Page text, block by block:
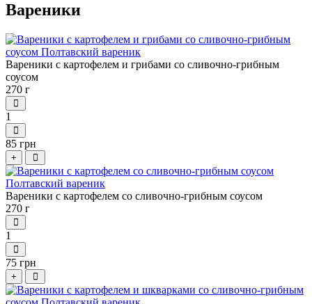
Вареники
Вареники с картофелем и грибами со сливочно-грибным
соусом
270 г
1
85 грн
+
Вареники с картофелем со сливочно-грибным соусом
270 г
1
75 грн
+